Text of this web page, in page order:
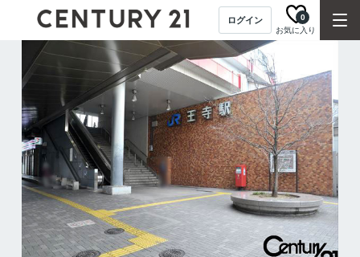
ログイン
お気に入り
0